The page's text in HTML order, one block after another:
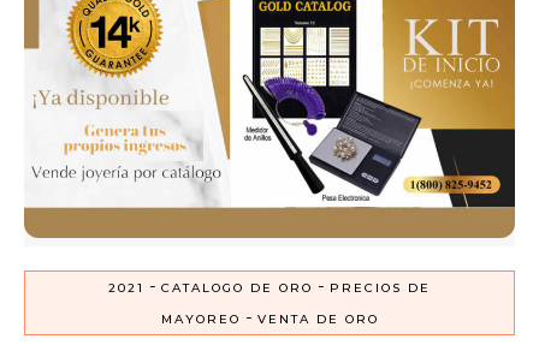
2021 - CATALOGO DE ORO - PRECIOS DE
MAYOREO - VENTA DE ORO